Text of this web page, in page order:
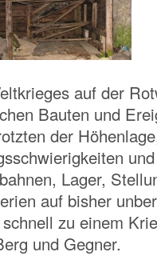
auf der
Bauten und
der
Lager,
auf bisher
zu einem
und Gegner.